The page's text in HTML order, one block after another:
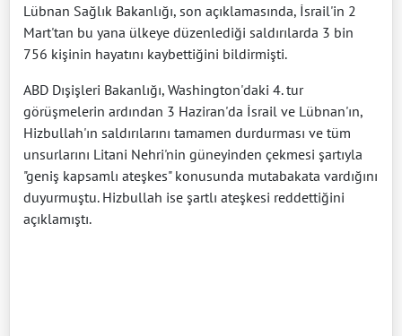
Lübnan Sağlık Bakanlığı, son açıklamasında, İsrail'in 2
Mart'tan bu yana ülkeye düzenlediği saldırılarda 3 bin
756 kişinin hayatını kaybettiğini bildirmişti.
ABD Dışişleri Bakanlığı, Washington'daki 4. tur
görüşmelerin ardından 3 Haziran'da İsrail ve Lübnan'ın,
Hizbullah'ın saldırılarını tamamen durdurması ve tüm
unsurlarını Litani Nehri'nin güneyinden çekmesi şartıyla
"geniş kapsamlı ateşkes" konusunda mutabakata vardığını
duyurmuştu. Hizbullah ise şartlı ateşkesi reddettiğini
açıklamıştı.